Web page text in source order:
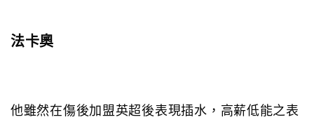
法卡奧
他雖然在傷後加盟英超後表現插水，高薪低能之表